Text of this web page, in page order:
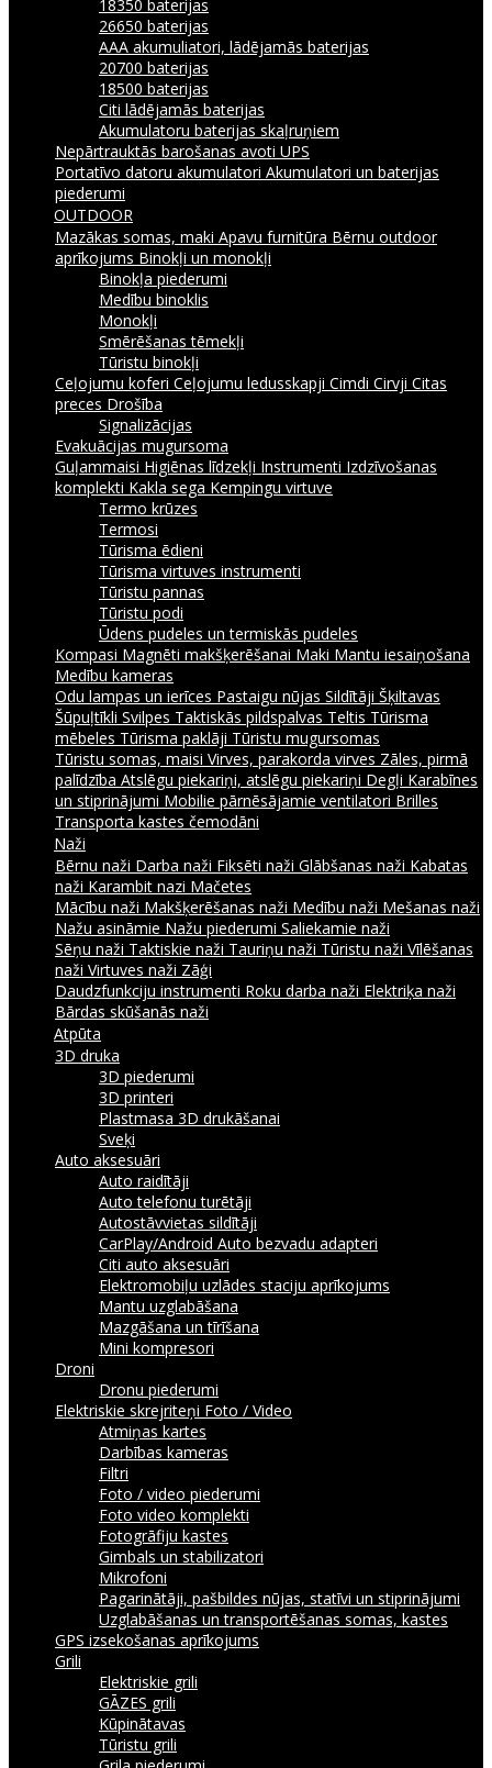
18350 baterijas
26650 baterijas
AAA akumuliatori, lādējamās baterijas
20700 baterijas
18500 baterijas
Citi lādējamās baterijas
Akumulatoru baterijas skaļruņiem
Nepārtrauktās barošanas avoti UPS
Portatīvo datoru akumulatori Akumulatori un baterijas
piederumi
OUTDOOR
Mazākas somas, maki Apavu furnitūra Bērnu outdoor
aprīkojums Binokļi un monokļi
Binokļa piederumi
Medību binoklis
Monokļi
Smērēšanas tēmekļi
Tūristu binokļi
Ceļojumu koferi Ceļojumu ledusskapji Cimdi Cirvji Citas
preces Drošība
Signalizācijas
Evakuācijas mugursoma
Guļammaisi Higiēnas līdzekļi Instrumenti Izdzīvošanas
komplekti Kakla sega Kempingu virtuve
Termo krūzes
Termosi
Tūrisma ēdieni
Tūrisma virtuves instrumenti
Tūristu pannas
Tūristu podi
Ūdens pudeles un termiskās pudeles
Kompasi Magnēti makšķerēšanai Maki Mantu iesaiņošana
Medību kameras
Odu lampas un ierīces Pastaigu nūjas Sildītāji Šķiltavas
Šūpuļtīkli Svilpes Taktiskās pildspalvas Teltis Tūrisma
mēbeles Tūrisma paklāji Tūristu mugursomas
Tūristu somas, maisi Virves, parakorda virves Zāles, pirmā
palīdzība Atslēgu piekariņi, atslēgu piekariņi Degļi Karabīnes
un stiprinājumi Mobilie pārnēsājamie ventilatori Brilles
Transporta kastes čemodāni
Naži
Bērnu naži Darba naži Fiksēti naži Glābšanas naži Kabatas
naži Karambit nazi Mačetes
Mācību naži Makšķerēšanas naži Medību naži Mešanas naži
Nažu asināmie Nažu piederumi Saliekamie naži
Sēņu naži Taktiskie naži Tauriņu naži Tūristu naži Vīlēšanas
naži Virtuves naži Zāģi
Daudzfunkciju instrumenti Roku darba naži Elektriķa naži
Bārdas skūšanās naži
Atpūta
3D druka
3D piederumi
3D printeri
Plastmasa 3D drukāšanai
Sveķi
Auto aksesuāri
Auto raidītāji
Auto telefonu turētāji
Autostāvvietas sildītāji
CarPlay/Android Auto bezvadu adapteri
Citi auto aksesuāri
Elektromobiļu uzlādes staciju aprīkojums
Mantu uzglabāšana
Mazgāšana un tīrīšana
Mini kompresori
Droni
Dronu piederumi
Elektriskie skrejriteņi Foto / Video
Atmiņas kartes
Darbības kameras
Filtri
Foto / video piederumi
Foto video komplekti
Fotogrāfiju kastes
Gimbals un stabilizatori
Mikrofoni
Pagarinātāji, pašbildes nūjas, statīvi un stiprinājumi
Uzglabāšanas un transportēšanas somas, kastes
GPS izsekošanas aprīkojums
Grili
Elektriskie grili
GĀZES grili
Kūpinātavas
Tūristu grili